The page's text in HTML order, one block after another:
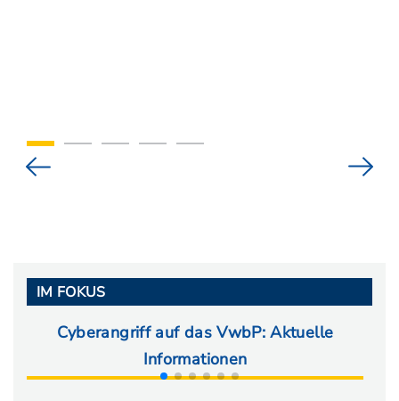
IM FOKUS
Cyberangriff auf das VwbP: Aktuelle
Informationen